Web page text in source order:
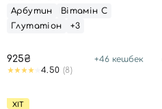
Арбутин
Вітамін С
Глутатіон
+3
925₴ +46 кешбек
4.50 (8)
ХІТ